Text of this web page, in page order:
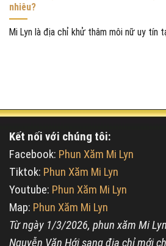
nhiêu?
Mi Lyn là địa chỉ khử thâm môi nữ uy tín
Kết nối với chúng tôi:
Facebook: Phun Xăm Mi Lyn
Tiktok: Phun Xăm Mi Lyn
Youtube: Phun Xăm Mi Lyn
Map: Phun Xăm Mi Lyn
Từ ngày 1/3/2026, phun xăm Mi
Nguyễn Văn Hới sang địa chỉ mới